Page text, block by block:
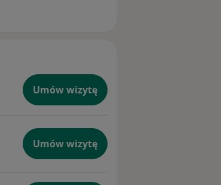
Umów wizytę
Umów wizytę